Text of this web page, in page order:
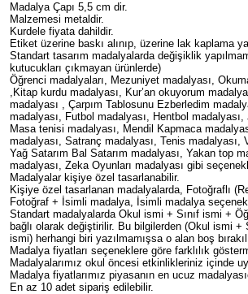
Madalya Çapı 5,5 cm dir.
Malzemesi metaldir.
Kurdele fiyata dahildir.
Etiket üzerine baskı alınıp, üzerine lak kaplama
Standart tasarım madalyalarda değişiklik
kutucukları çıkmayan ürünlerde)
Öğrenci madalyaları, Mezuniyet madalyası,
,Kitap kurdu madalyası, Kur’an okuyorum
madalyası , Çarpım Tablosunu Ezberledim
madalyası, Futbol madalyası, Hentbol
Masa tenisi madalyası, Mendil Kapmaca
madalyası, Satranç madalyası, Tenis madalyası,
Yağ Satarım Bal Satarım madalyası, Yakan top
madalyası, Zeka Oyunları madalyası gibi
Madalyalar kişiye özel tasarlanabilir.
Kişiye özel tasarlanan madalyalarda, Fotoğraflı
Fotoğraf + İsimli madalya, İsimli madalya
Standart madalyalarda Okul ismi + Sınıf ismi +
bağlı olarak değiştirilir. Bu bilgilerden (Okul ismi +
ismi) herhangi biri yazılmamışsa o alan boş
Madalya fiyatları seçeneklere göre farklılık
Madalyalarımız okul öncesi etkinlikleriniz içinde
Madalya fiyatlarımız piyasanın en ucuz
En az 10 adet sipariş edilebilir.